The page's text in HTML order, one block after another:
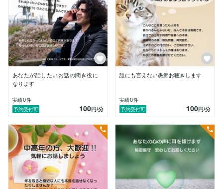
いままで与えられるよりも与えることのほうが多く、そ
れでいてなぜ自分の心は枯渇しないのだろうかと不思議
に思っていました。
ある時、非常に霊感の強い方に「あなたは守護霊よりも
もっと強力な力で守られており、人の役に立つ使命を持
って生まれてきた」と言われました。
他の方が聴いたら突拍子もない話なのですが、私は妙に
納得しました。
どうぞお気軽においでください。
誠意をもってお話を聴かせていただきます。
ポートフォリオに粧子からのメッセージを載せておりま
す。
実際に声をお聴きいただき、身近に感じてもらえればう
れしいです。
★今まで経験したこと★
コンビニのバイト店員、銀行員、スーパーのレジ店
あなたが話したいお話の聞き役に
なります
実績0件
予約受付可
100円/分
誰にも言えない愚痴お聴きします
実績0件
予約受付可
100円/分